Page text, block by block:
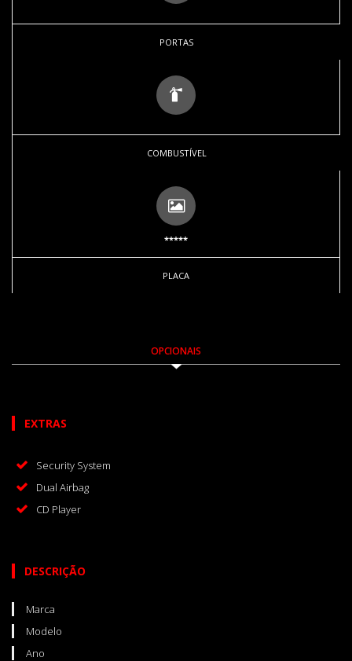
PORTAS
COMBUSTÍVEL
*****
PLACA
OPCIONAIS
EXTRAS
Security System
Dual Airbag
CD Player
DESCRIÇÃO
Marca
Modelo
Ano